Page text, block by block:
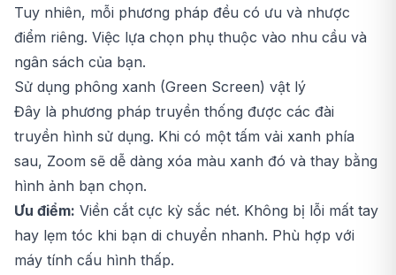
Tuy nhiên, mỗi phương pháp đều có ưu và nhược
điểm riêng. Việc lựa chọn phụ thuộc vào nhu cầu và
ngân sách của bạn.
Sử dụng phông xanh (Green Screen) vật lý
Đây là phương pháp truyền thống được các đài
truyền hình sử dụng. Khi có một tấm vải xanh phía
sau, Zoom sẽ dễ dàng xóa màu xanh đó và thay bằng
hình ảnh bạn chọn.
Ưu điểm: Viền cắt cực kỳ sắc nét. Không bị lỗi mất tay
hay lẹm tóc khi bạn di chuyển nhanh. Phù hợp với
máy tính cấu hình thấp.